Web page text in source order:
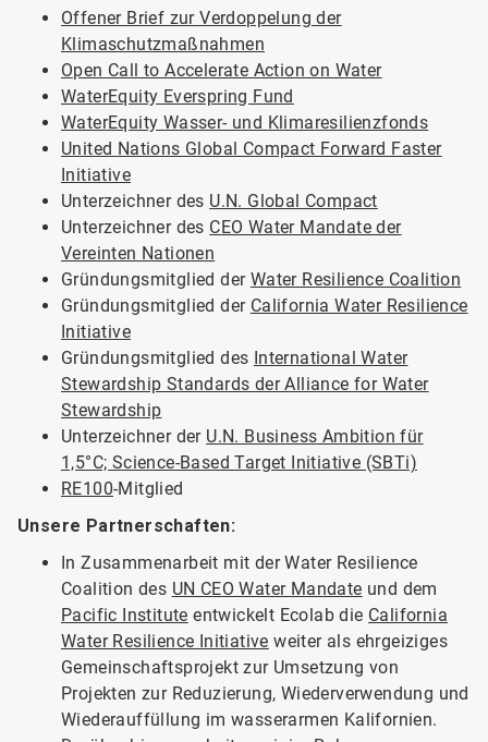
Offener Brief zur Verdoppelung der
Klimaschutzmaßnahmen
Open Call to Accelerate Action on Water
WaterEquity Everspring Fund
WaterEquity Wasser- und Klimaresilienzfonds
United Nations Global Compact Forward Faster
Initiative
Unterzeichner des U.N. Global Compact
Unterzeichner des CEO Water Mandate der
Vereinten Nationen
Gründungsmitglied der Water Resilience Coalition
Gründungsmitglied der California Water Resilience
Initiative
Gründungsmitglied des International Water
Stewardship Standards der Alliance for Water
Stewardship
Unterzeichner der U.N. Business Ambition für
1,5°C; Science-Based Target Initiative (SBTi)
RE100-Mitglied
Unsere Partnerschaften:
In Zusammenarbeit mit der Water Resilience
Coalition des UN CEO Water Mandate und dem
Pacific Institute entwickelt Ecolab die California
Water Resilience Initiative weiter als ehrgeiziges
Gemeinschaftsprojekt zur Umsetzung von
Projekten zur Reduzierung, Wiederverwendung und
Wiederauffüllung im wasserarmen Kalifornien.